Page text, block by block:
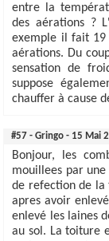
entre la
des aérations ?
exemple il fait 19
aérations. Du
sensation de
suppose
chauffer à cause
#57 - Gringo - 15 Mai
Bonjour, les
mouillees par
de refection de la
apres avoir
enlevé les laines
au sol. La toiture